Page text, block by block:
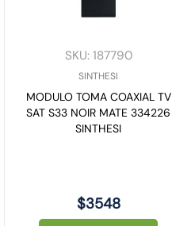
SKU: 187790
SINTHESI
MODULO TOMA COAXIAL TV
SAT S33 NOIR MATE 334226
SINTHESI
$3548